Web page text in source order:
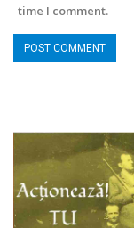
time I comment.